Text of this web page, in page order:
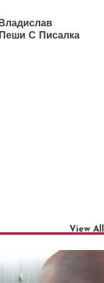
С Писалка
View All